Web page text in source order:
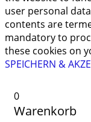
user personal
contents are
mandatory to
these cookies on
SPEICHERN &
0
Warenkorb